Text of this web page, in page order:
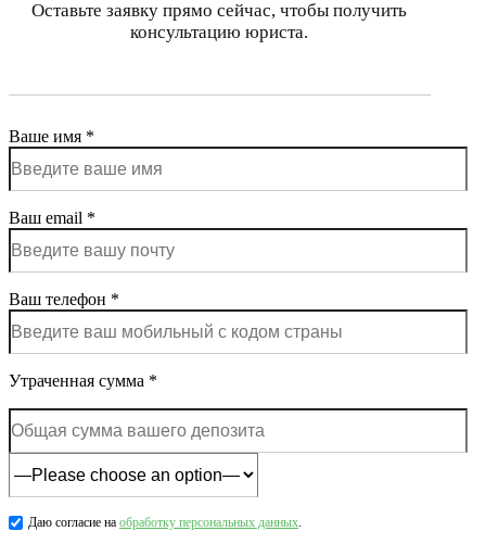
Оставьте заявку прямо сейчас, чтобы получить
консультацию юриста.
Ваше имя *
Ваш email *
Ваш телефон *
Утраченная сумма *
Даю согласие на обработку персональных данных.